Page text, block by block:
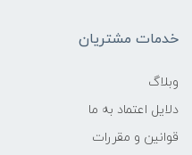
خدمات مشتریان
وبلاگ
دلایل اعتماد به ما
قوانین و مقررات